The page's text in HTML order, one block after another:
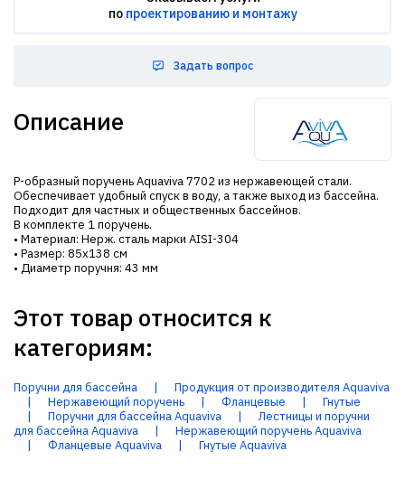
по проектированию и монтажу
Задать вопрос
Описание
Р-образный поручень Aquaviva 7702 из нержавеющей стали.
Обеспечивает удобный спуск в воду, а также выход из бассейна.
Подходит для частных и общественных бассейнов.
В комплекте 1 поручень.
• Материал: Нерж. сталь марки AISI-304
• Размер: 85х138 см
• Диаметр поручня: 43 мм
Этот товар относится к
категориям:
Поручни для бассейна |
Продукция от производителя Aquaviva
|
Нержавеющий поручень | Фланцевые |
Гнутые
|
Поручни для бассейна Aquaviva |
Лестницы и поручни
для бассейна Aquaviva
|
Нержавеющий поручень Aquaviva
|
Фланцевые Aquaviva | Гнутые Aquaviva